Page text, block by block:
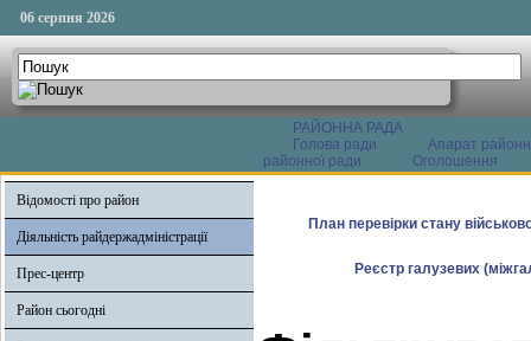
06 серпня 2026
РАЙОННА РАДА
Голова ради
Апарат
районної ради
Оголошення
Відомості про район
Діяльність райдержадміністрації
Прес-центр
Район сьогодні
План перевірки стану
Реєстр галузевих